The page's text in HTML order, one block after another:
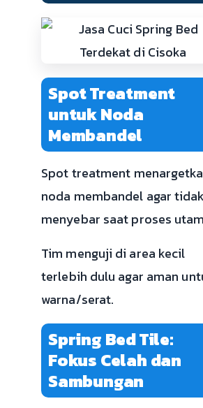
Spot Treatment
untuk Noda
Membandel
Spot treatment
noda membandel agar tidak
menyebar saat proses
Tim menguji di area kecil
terlebih dulu agar aman
warna/serat.
Spring Bed Tile:
Fokus Celah dan
Sambungan